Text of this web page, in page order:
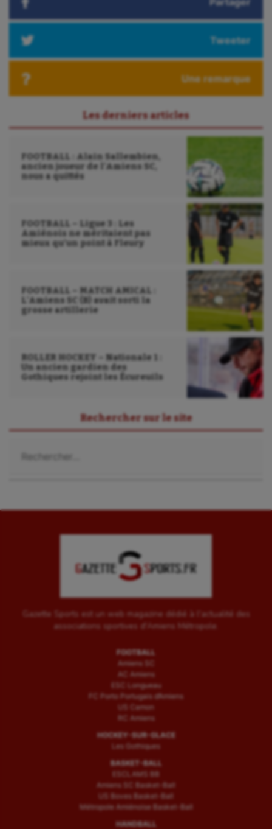
Parkour
Plongée
Randonnée / Marche
Roller-derby
Sauvetage sportif
Sport adapté
Sport santé
Tir
Triathlon
Tweeter
Une remarque
Les derniers articles
FOOTBALL : Alain Sallembien,
ancien joueur de l’Amiens SC,
nous a quittés
FOOTBALL – Ligue 3 : Les
Amiénois ne méritaient pas
mieux qu’un point à Fleury
FOOTBALL – MATCH AMICAL :
L’Amiens SC (B) avait sorti la
grosse artillerie
ROLLER HOCKEY – Nationale 1 :
Un ancien gardien des
Gothiques rejoint les Écureuils
Rechercher sur le site
Gazette Sports est un web magazine dédié à l'actualité des
associations sportives d'Amiens Métropole.
FOOTBALL
Amiens SC
AC Amiens
ESC Longueau
FC Porto Portugais d’Amiens
US Camon
RC Amiens
HOCKEY-SUR-GLACE
Les Gothiques
BASKET-BALL
ESCLAMS BB
Amiens SC Basket-Ball
US Boves Basket-Ball
Métropole Amiénoise Basket-Ball
HANDBALL